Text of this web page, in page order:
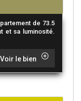
de 73.5
et sa luminosité.
Voir le bien